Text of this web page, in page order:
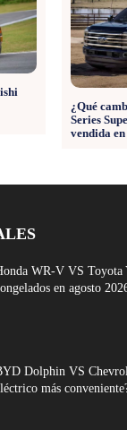
¿Qué
Series
vendida
WR-V VS Toyota
en agosto
Dolphin VS
más